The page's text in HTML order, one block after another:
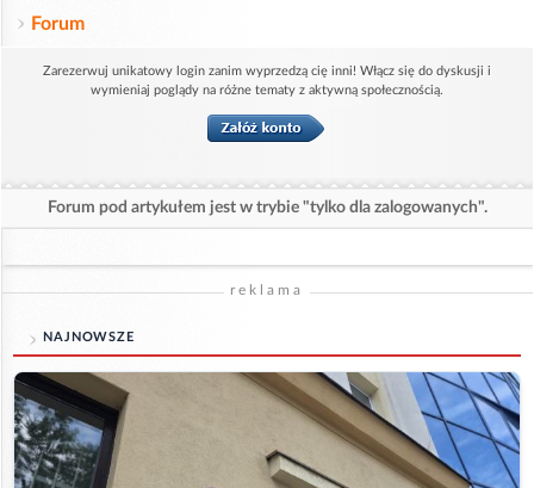
Forum
Zarezerwuj unikatowy login zanim wyprzedzą cię inni! Włącz się do dyskusji i
wymieniaj poglądy na różne tematy z aktywną społecznością.
Forum pod artykułem jest w trybie "tylko dla zalogowanych".
reklama
NAJNOWSZE